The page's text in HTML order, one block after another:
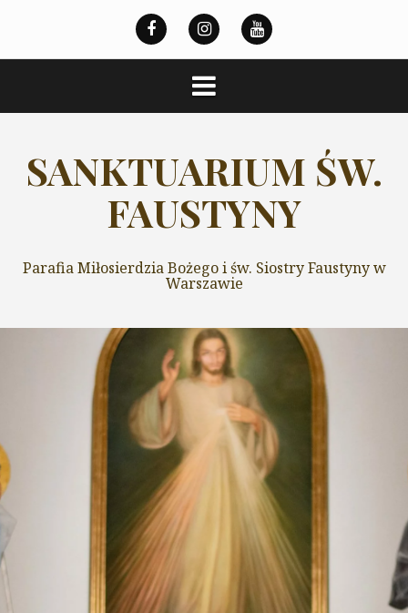
treści
SANKTUARIUM ŚW.
FAUSTYNY
Parafia Miłosierdzia Bożego i św. Siostry Faustyny w
Warszawie